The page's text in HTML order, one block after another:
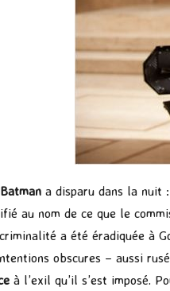
Batman a disparu dans la nuit
au nom de ce que le
a été éradiquée à
obscures – aussi
à l’exil qu’il s’est imposé.